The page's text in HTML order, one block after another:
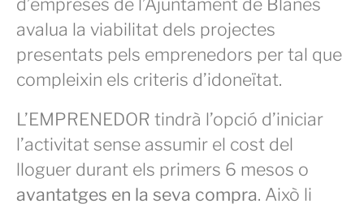
avalua la viabilitat dels projectes
presentats pels emprenedors per tal que
compleixin els criteris d’idoneïtat.
L’EMPRENEDOR tindrà l’opció d’iniciar
l’activitat sense assumir el cost del
lloguer durant els primers 6 mesos o
avantatges en la seva compra. Això li